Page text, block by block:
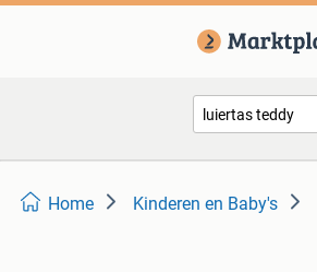
Home Kinderen en Baby's